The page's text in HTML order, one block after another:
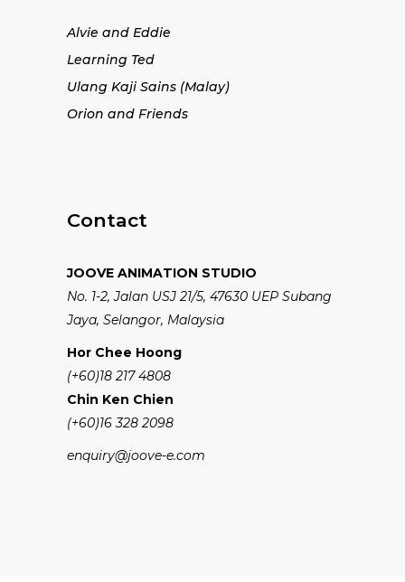
Alvie and Eddie
Learning Ted
Ulang Kaji Sains (Malay)
Orion and Friends
Contact
JOOVE ANIMATION STUDIO
No. 1-2, Jalan USJ 21/5, 47630 UEP Subang
Jaya, Selangor, Malaysia
Hor Chee Hoong
(+60)18 217 4808
Chin Ken Chien
(+60)16 328 2098
enquiry@joove-e.com